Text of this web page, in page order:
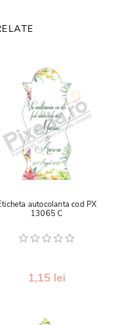
autocolanta cod PX
13065 C
1,15 lei